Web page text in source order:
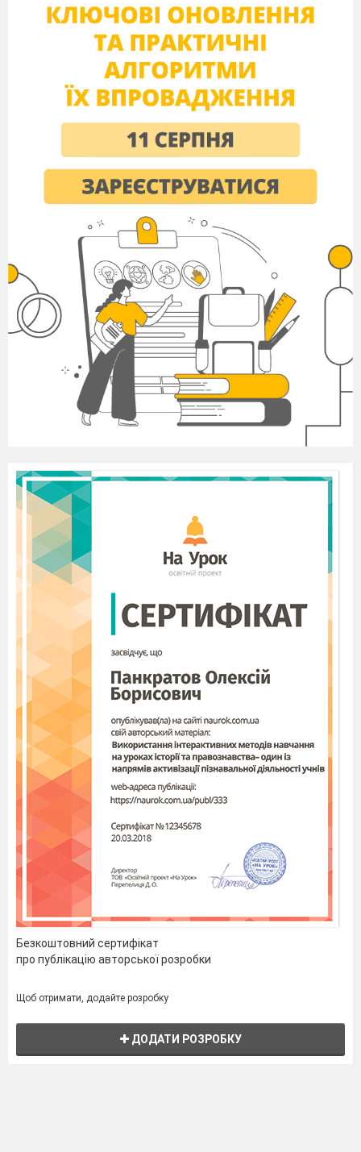
Безкоштовний сертифікат
про публікацію авторської розробки
Щоб отримати, додайте розробку
ДОДАТИ РОЗРОБКУ